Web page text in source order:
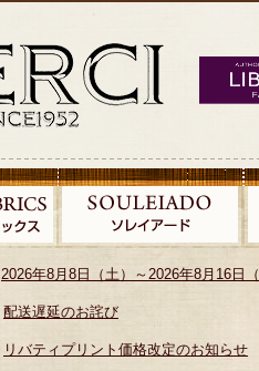
2026年8月8日（土）～2026年8月16日
配送遅延のお詫び
リバティプリント価格改定のお知らせ